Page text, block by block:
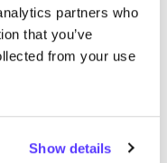
partners who
that you’ve
from your use
Show detailsPreviousNext